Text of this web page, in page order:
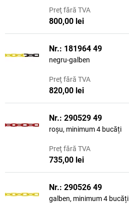
Preţ fără TVA
800,00 lei
Nr.: 181964 49
negru-galben
Preţ fără TVA
820,00 lei
Nr.: 290529 49
roșu, minimum 4 bucăți
Preţ fără TVA
735,00 lei
Nr.: 290526 49
galben, minimum 4 bucăți